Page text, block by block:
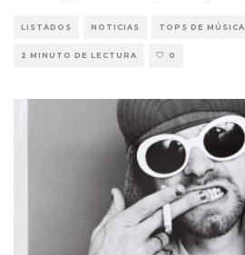
LISTADOS NOTICIAS TOPS DE MÚSICA
2 MINUTO DE LECTURA 0